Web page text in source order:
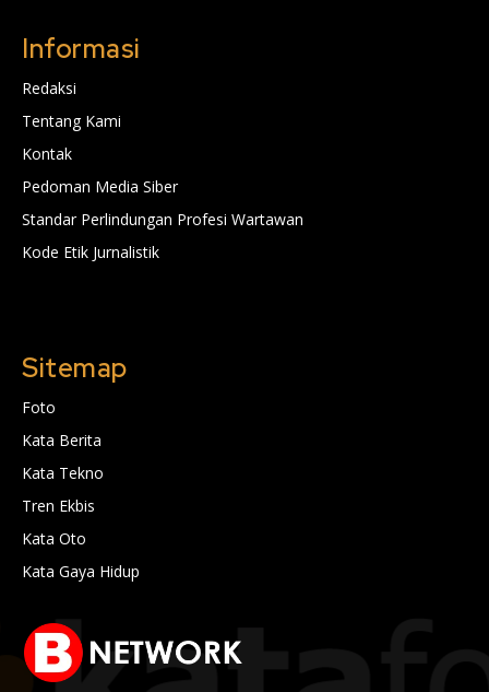
Informasi
Redaksi
Tentang Kami
Kontak
Pedoman Media Siber
Standar Perlindungan Profesi Wartawan
Kode Etik Jurnalistik
Sitemap
Foto
Kata Berita
Kata Tekno
Tren Ekbis
Kata Oto
Kata Gaya Hidup